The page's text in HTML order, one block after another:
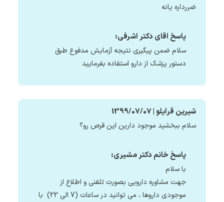
ضررداره یانه
پاسخ اقای دکتر اشرفی:
سلام ضمن پیگیری نتیجه آزمایش مدفوع طبق
دستور پزشک از دارو استفاده بفرمایید
شیرین قرایلو | 1399/07/07
سلام ببخشید موجود دارین این قرص رو؟
پاسخ خانم دکتر مشیری:
با سلام
جهت مشاوره دارویی بصورت تلفنی و اطلاع از
موجودی داروها ، می توانید در ساعات (7 الی 22) با